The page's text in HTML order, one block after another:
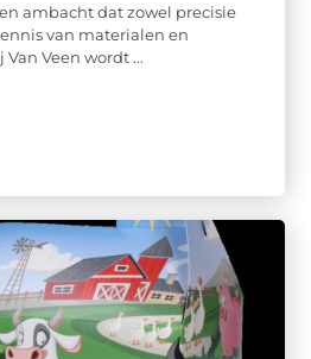
ambacht dat zowel precisie
van materialen en
Veen wordt ...